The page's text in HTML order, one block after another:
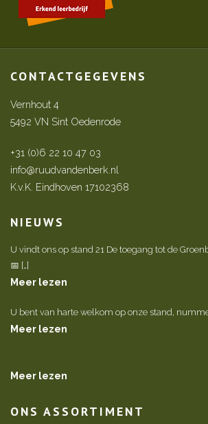
CONTACTGEGEVENS
Vernhout 4
5492 VN Sint Oedenrode
+31 (0)6 22 10 47 03
info@ruudvandenberk.nl
K.v.K. Eindhoven 17102368
NIEUWS
U vindt ons op stand 21 De toegang tot de
📅 […]
Meer lezen
U bent van harte welkom op onze stand,
Meer lezen
Meer lezen
ONS ASSORTIMENT